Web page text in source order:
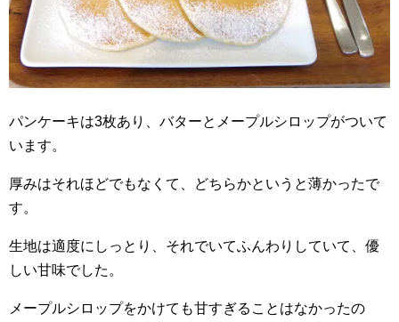
パンケーキは3枚あり、バターとメープルシロップがついて
います。
厚みはそれほどでもなくて、どちらかというと薄かったで
す。
生地は適度にしっとり、それでいてふんわりしていて、優
しい甘味でした。
メープルシロップをかけても甘すぎることはなかったの